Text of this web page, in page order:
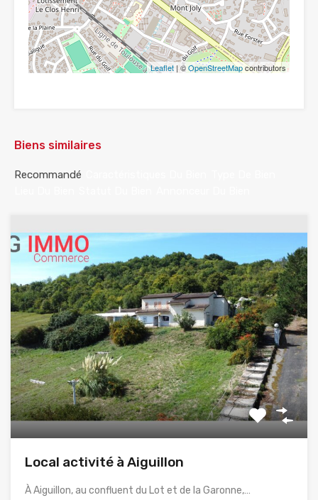
Leaflet | ©OpenStreetMapcontributors
Biens similaires
Recommandé
Local activité à Aiguillon
À Aiguillon, au confluent du Lot et de la Garonne,…